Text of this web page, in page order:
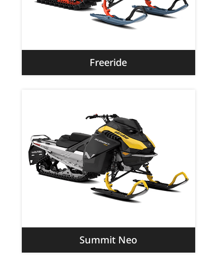
Freeride
Summit Neo